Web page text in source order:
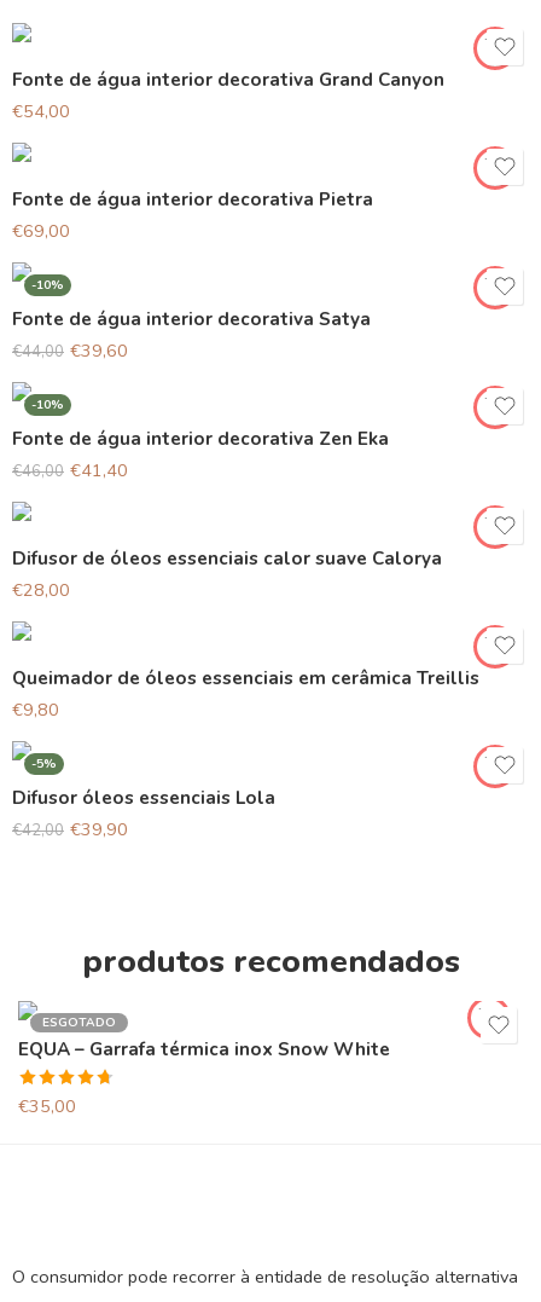
Fonte de água interior decorativa Grand Canyon
€54,00
Fonte de água interior decorativa Pietra
€69,00
-10%
Fonte de água interior decorativa Satya
€44,00 €39,60
-10%
Fonte de água interior decorativa Zen Eka
€46,00 €41,40
Difusor de óleos essenciais calor suave Calorya
€28,00
Queimador de óleos essenciais em cerâmica Treillis
€9,80
-5%
Difusor óleos essenciais Lola
€42,00 €39,90
produtos recomendados
ESGOTADO
EQUA – Garrafa térmica inox Snow White
Avaliação
4.67de 5
€35,00
O consumidor pode recorrer à entidade de resolução alternativa